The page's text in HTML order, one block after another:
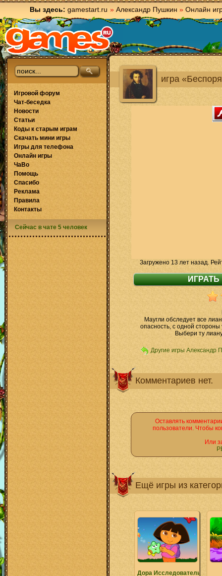
Вы здесь: gamestart.ru » Александр Пушкин » Онлайн
игра
Загружено 13 лет назад.
Маугли обследует все
опасность, с одной стороны
Выбери ту
Другие игры Александр
Комментариев нет.
Оставлять
пользователи. Чтобы
Или
Ещё игры из
Дора Исследователь Ловля
Игровой форум
Чат-беседка
Новости
Статьи
Коды к старым играм
Скачать мини игры
Игры для телефона
Онлайн игры
ЧаВо
Помощь
Спасибо
Реклама
Правила
Контакты
Сейчас в чате 5 человек